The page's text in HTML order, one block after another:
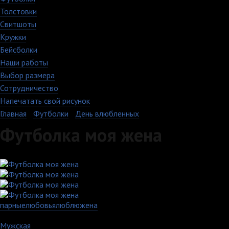
Толстовки
Свитшоты
Кружки
Бейсболки
Наши работы
Выбор размера
Сотрудничество
Напечатать свой рисунок
Главная
Футболки День влюбленных
Футболка моя жена
парныелюбовьялюблюжена
Мужская